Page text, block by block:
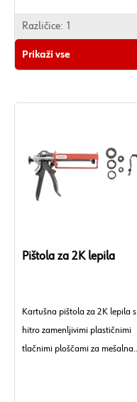
Različice: 1
Prikaži vse
Pištola za 2K lepila
Kartušna pištola za 2K lepila s
hitro zamenljivimi plastičnimi
tlačnimi ploščami za mešalna